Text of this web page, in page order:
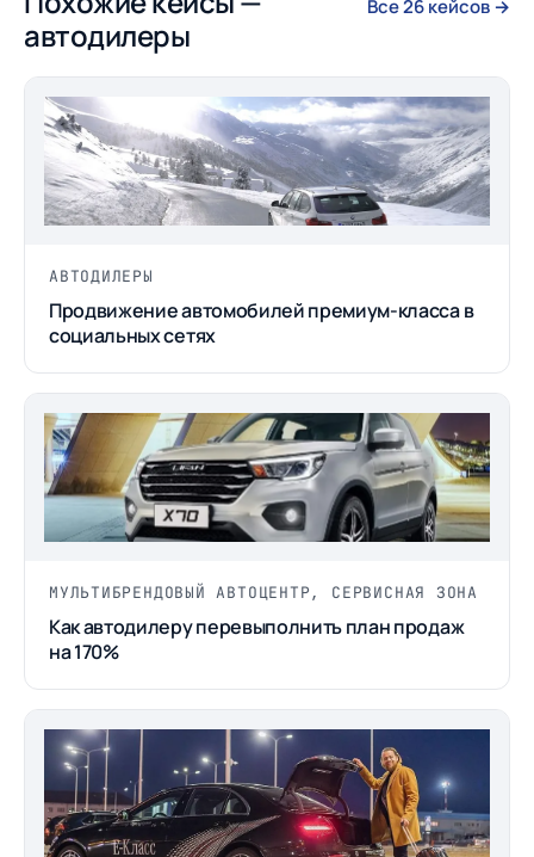
автодилеры
Все 26 кейсов →
АВТОДИЛЕРЫ
Продвижение автомобилей премиум-класса в
социальных сетях
МУЛЬТИБРЕНДОВЫЙ АВТОЦЕНТР, СЕРВИСНАЯ ЗОНА
Как автодилеру перевыполнить план продаж
на 170%